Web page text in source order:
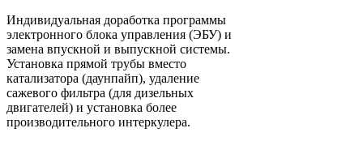
Индивидуальная доработка программы
электронного блока управления (ЭБУ) и
замена впускной и выпускной системы.
Установка прямой трубы вместо
катализатора (даунпайп), удаление
сажевого фильтра (для дизельных
двигателей) и установка более
производительного интеркулера.